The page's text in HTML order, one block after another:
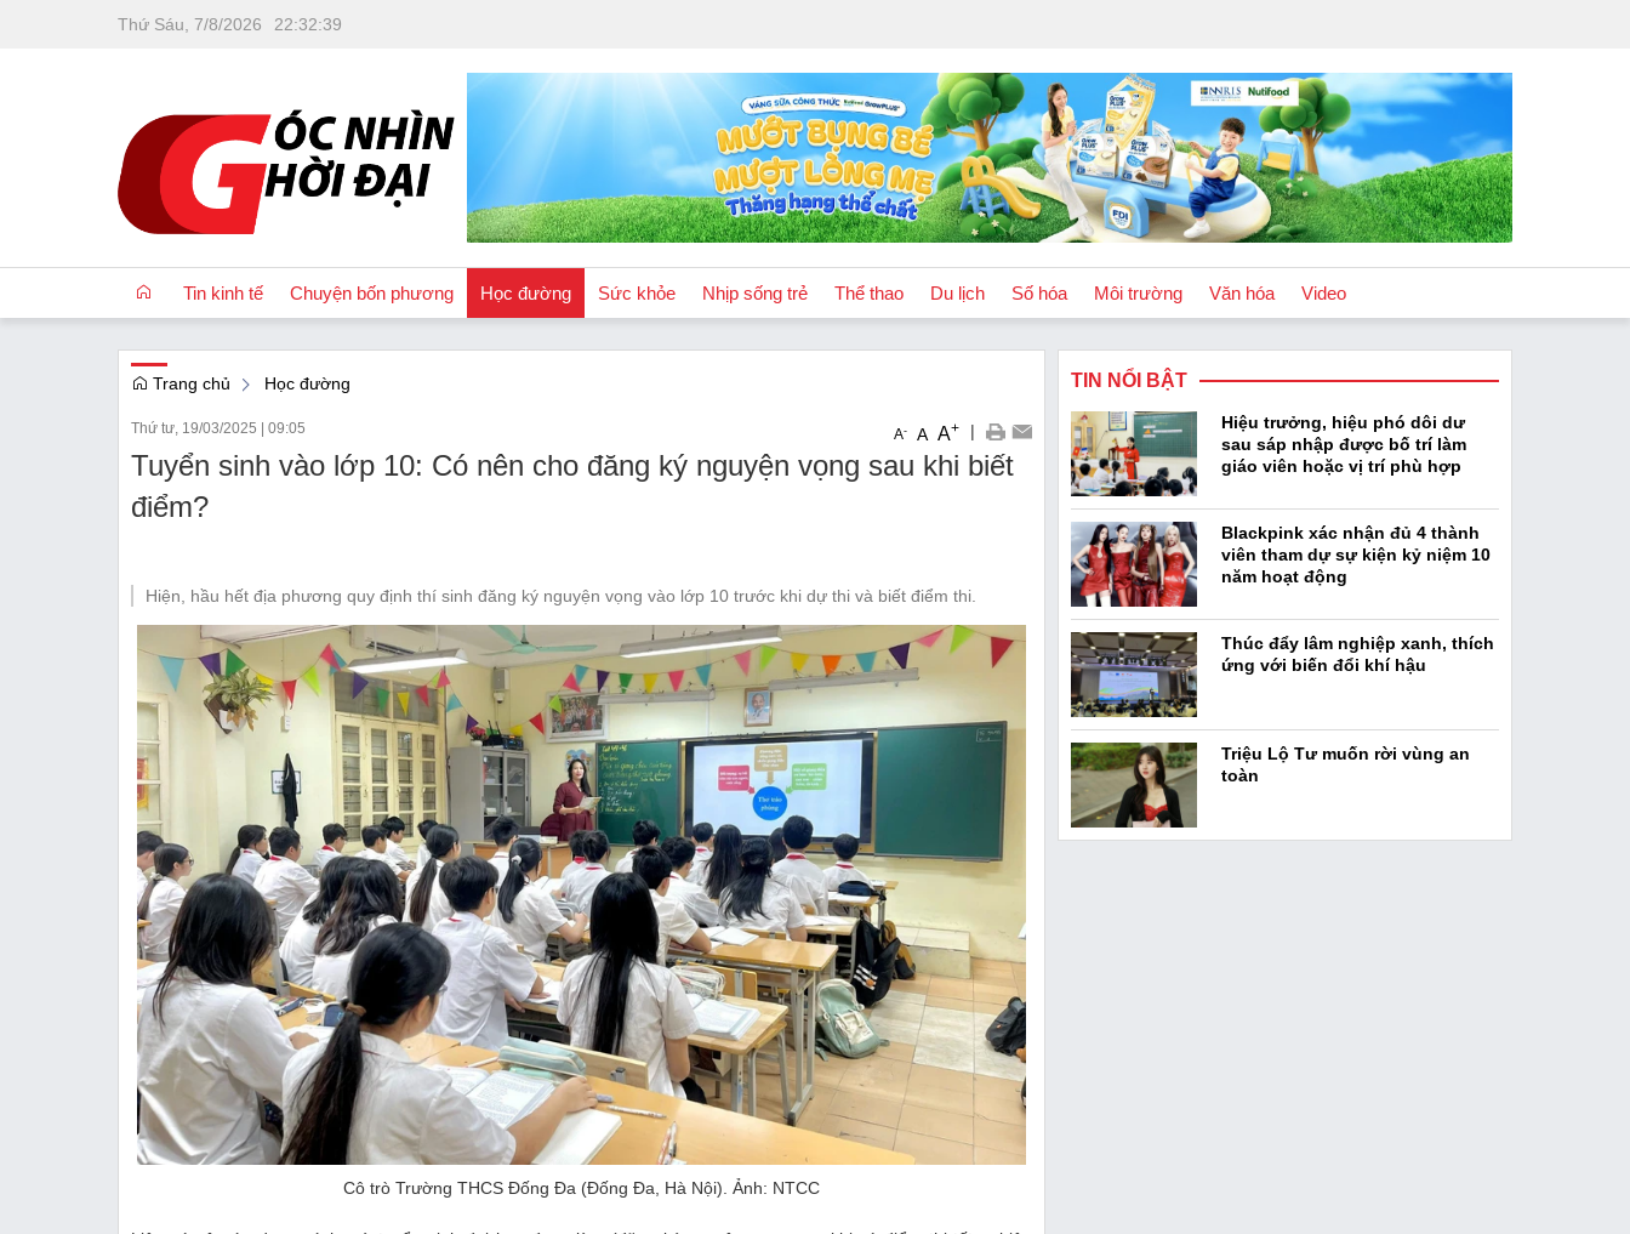
Thứ Sáu, 7/8/2026 22:32:40
Tin kinh tế Chuyện bốn phương Học đường Sức khỏe Nhịp sống trẻ Thể thao Du lịch Số hóa Môi trường Văn hóa
Podcast
Video
Trang chủ Học đường
Thứ tư, 19/03/2025 09:05 A- A A+ |
Tuyển sinh vào lớp 10: Có nên cho đăng ký nguyện vọng sau khi biết
điểm?
Hiện, hầu hết địa phương quy định thí sinh đăng ký nguyện vọng vào lớp 10 trước khi dự thi và biết điểm thi.
Cô trò Trường THCS Đống Đa (Đống Đa, Hà Nội). Ảnh: NTCC
TIN NỔI BẬT
Hiệu trưởng, hiệu phó dôi dư
sau sáp nhập được bố trí làm
giáo viên hoặc vị trí phù hợp
Blackpink xác nhận đủ 4 thành
viên tham dự sự kiện kỷ niệm 10
năm hoạt động
Thúc đẩy lâm nghiệp xanh, thích
ứng với biến đổi khí hậu
Triệu Lộ Tư muốn rời vùng an
toàn